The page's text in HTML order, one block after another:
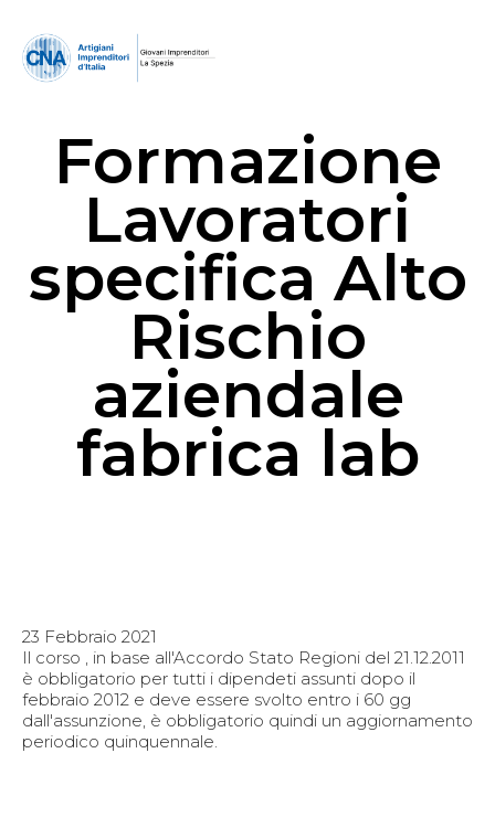
Formazione
Lavoratori
specifica Alto
Rischio
aziendale
fabrica lab
23 Febbraio 2021
Il corso , in base all'Accordo Stato Regioni del 21.12.2011
è obbligatorio per tutti i dipendeti assunti dopo il
febbraio 2012 e deve essere svolto entro i 60 gg
dall'assunzione, è obbligatorio quindi un aggiornamento
periodico quinquennale.